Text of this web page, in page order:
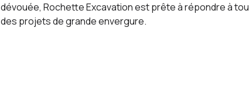
dévouée, Rochette Excavation est prête à répondre à
des projets de grande envergure.